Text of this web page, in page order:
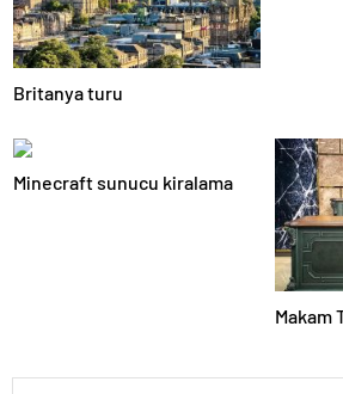
Britanya turu
Minecraft sunucu kiralama
Makam